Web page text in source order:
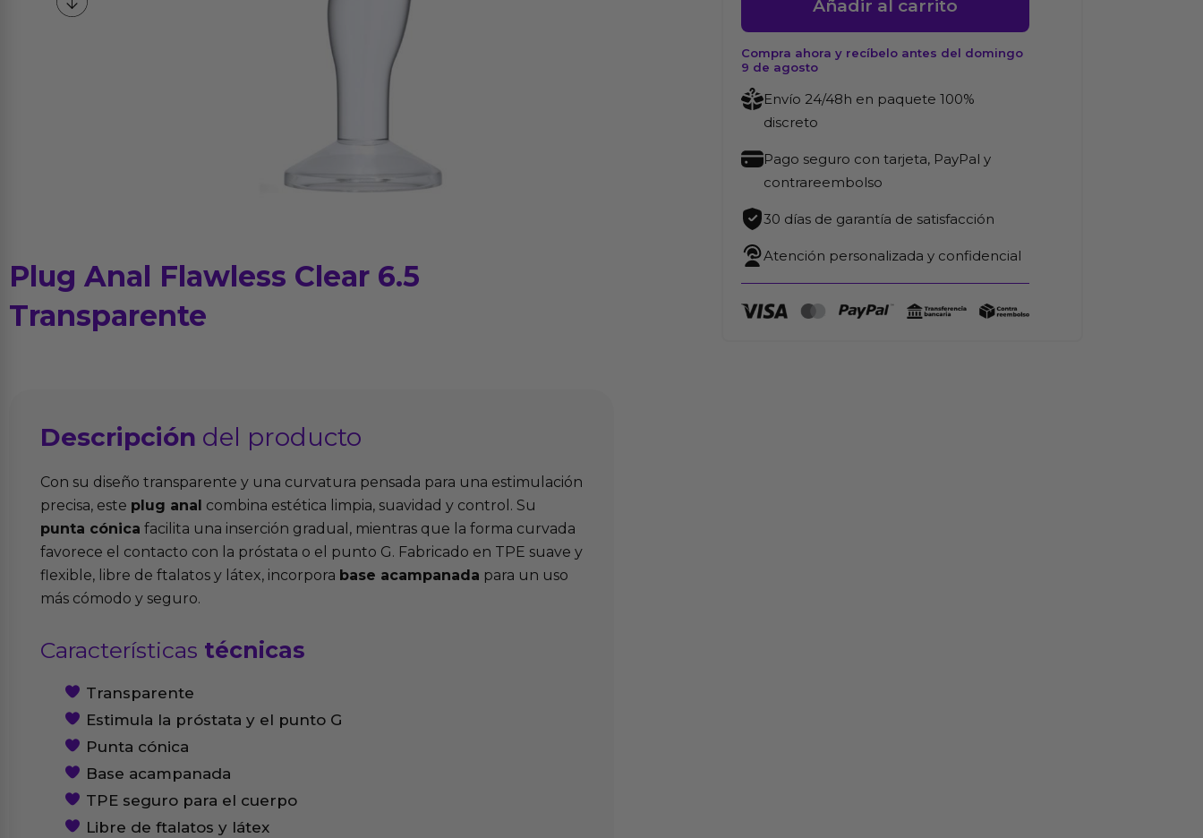
Plug Anal Flawless Clear 6.5
Transparente
Descripción del producto
Con su diseño transparente y una curvatura pensada para una estimulación
precisa, este plug anal combina estética limpia, suavidad y control. Su
punta cónica facilita una inserción gradual, mientras que la forma curvada
favorece el contacto con la próstata o el punto G. Fabricado en TPE suave y
flexible, libre de ftalatos y látex, incorpora base acampanada para un uso
más cómodo y seguro.
Características técnicas
Transparente
Estimula la próstata y el punto G
Punta cónica
Base acampanada
TPE seguro para el cuerpo
Libre de ftalatos y látex
Flawless
Clear
Transparente
cantidad
Añadir al carrito
Compra ahora y recíbelo antes del domingo
9 de agosto
Envío 24/48h en paquete 100%
discreto
Pago seguro con tarjeta, PayPal y
contrareembolso
30 días de garantía de satisfacción
Atención personalizada y confidencial